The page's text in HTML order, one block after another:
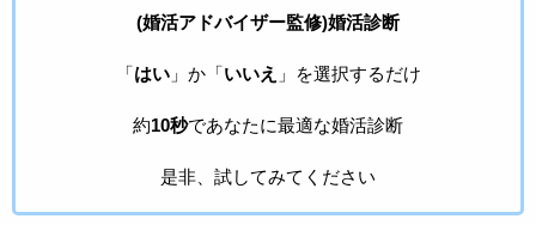
(婚活アドバイザー監修)婚活診断
「はい」か「いいえ 」を選択するだけ
約10秒であなたに最適な婚活診断
是非、試してみてください